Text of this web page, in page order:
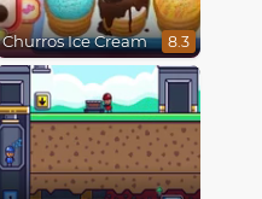
Churros Ice Cream 8.3